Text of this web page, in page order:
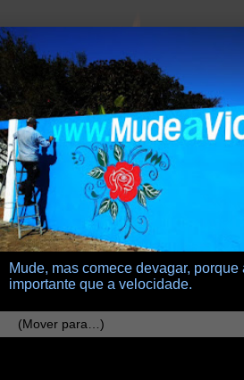
Mude, mas comece devagar,
importante que a velocidade.